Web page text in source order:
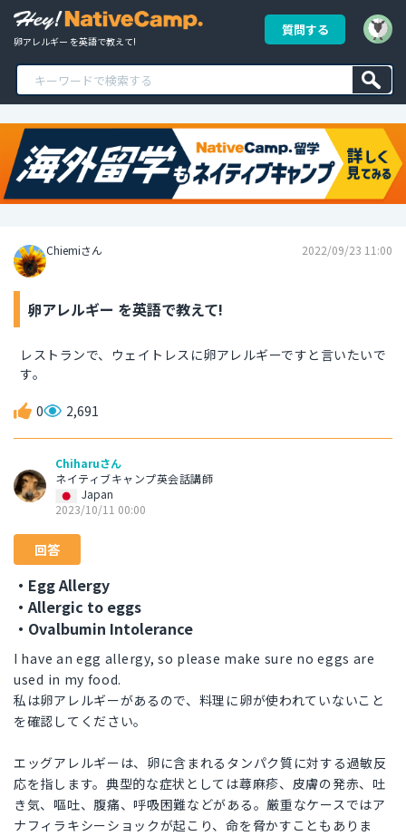
卵アレルギー を英語で教えて!
質問する
Chiemiさん 2022/09/23 11:00
卵アレルギー を英語で教えて!
レストランで、ウェイトレスに卵アレルギーですと言いたいで
す。
0 2,691
Chiharuさん
ネイティブキャンプ英会話講師
Japan
2023/10/11 00:00
回答
・Egg Allergy
・Allergic to eggs
・Ovalbumin Intolerance
I have an egg allergy, so please make sure no eggs are
used in my food.
私は卵アレルギーがあるので、料理に卵が使われていないこと
を確認してください。
エッグアレルギーは、卵に含まれるタンパク質に対する過敏反
応を指します。典型的な症状としては蕁麻疹、皮膚の発赤、吐
き気、嘔吐、腹痛、呼吸困難などがある。厳重なケースではア
ナフィラキシーショックが起こり、命を脅かすこともありま